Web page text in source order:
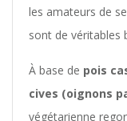
les amateurs de
sont de véritables
À base de pois
cives (oignons
végétarienne